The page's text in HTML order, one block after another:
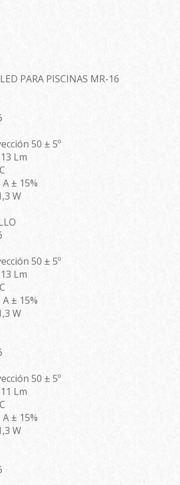
PARA PISCINAS MR-16
50 ± 5º
Lm
± 15%
W
50 ± 5º
Lm
± 15%
W
50 ± 5º
Lm
± 15%
W